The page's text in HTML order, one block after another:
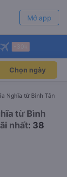
Mở app
Mở app
Chọn ngày
Nghĩa từ Bình Tân
từ Bình
nhất: 38